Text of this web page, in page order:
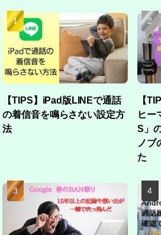
【TIPS】iPad版LINEで通話
の着信音を鳴らさない設定方
法
【
ヒー
S」
ノブ
た